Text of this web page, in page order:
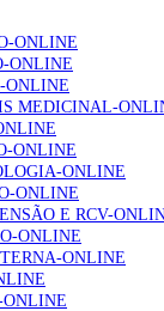
e cada
do Podcast
Cardíaca”
de utentes
nova regras do
ONLINE
ONLINE
ONLINE
MEDICINAL-
ONLINE
ONLINE
ONLINE
E RCV-
ONLINE
ONLINE
ONLINE